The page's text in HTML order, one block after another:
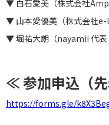
▼ 白石愛美（株式会社
▼ 山本愛優美（株式会社e-
▼ 堀祐大朗（nayamii 代表
≪ 参加申込（
https://forms.gle/